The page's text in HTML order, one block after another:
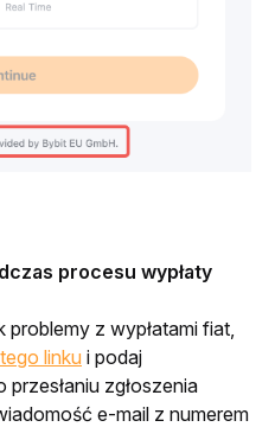
procesu wypłaty
z wypłatami fiat,
linku i podaj
zgłoszenia
e-mail z numerem